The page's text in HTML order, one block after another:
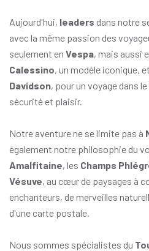
Aujourd'hui, leaders dans notre
avec la même passion des
seulement en Vespa, mais aussi
Calessino, un modèle iconique,
Davidson, pour un voyage dans
sécurité et plaisir.
Notre aventure ne se limite pas à
également notre philosophie du
Amalfitaine, les Champs
Vésuve, au cœur de paysages à
enchanteurs, de merveilles
d'une carte postale.
Nous sommes spécialistes du